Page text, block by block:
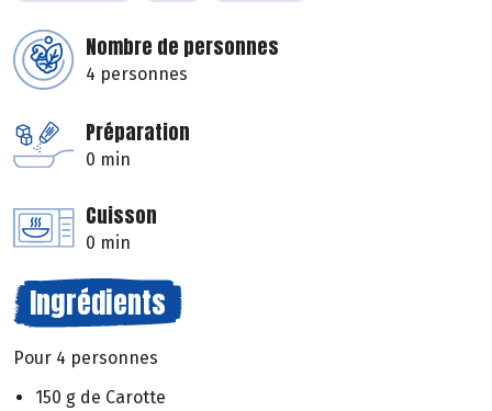
Nombre de personnes
4 personnes
Préparation
0 min
Cuisson
0 min
Ingrédients
Pour 4 personnes
150 g de Carotte